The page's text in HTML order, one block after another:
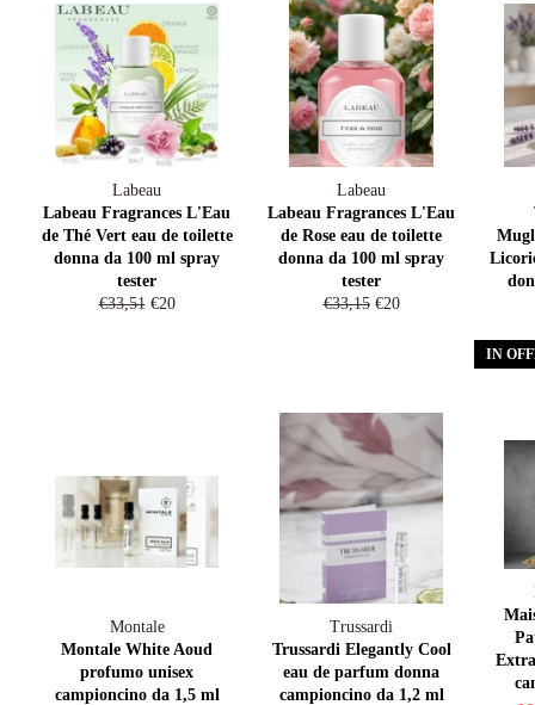
Labeau
Labeau Fragrances L'Eau
de Thé Vert eau de toilette
donna da 100 ml spray
tester
Prezzo
€33,51 Prezzo
€20
Labeau
Labeau Fragrances L'Eau
de Rose eau de toilette
donna da 100 ml spray
tester
Prezzo
€33,15 Prezzo
€20
Montale
Montale White Aoud
profumo unisex
campioncino da 1,5 ml
Trussardi
Trussardi Elegantly Cool
eau de parfum donna
campioncino da 1,2 ml
IN